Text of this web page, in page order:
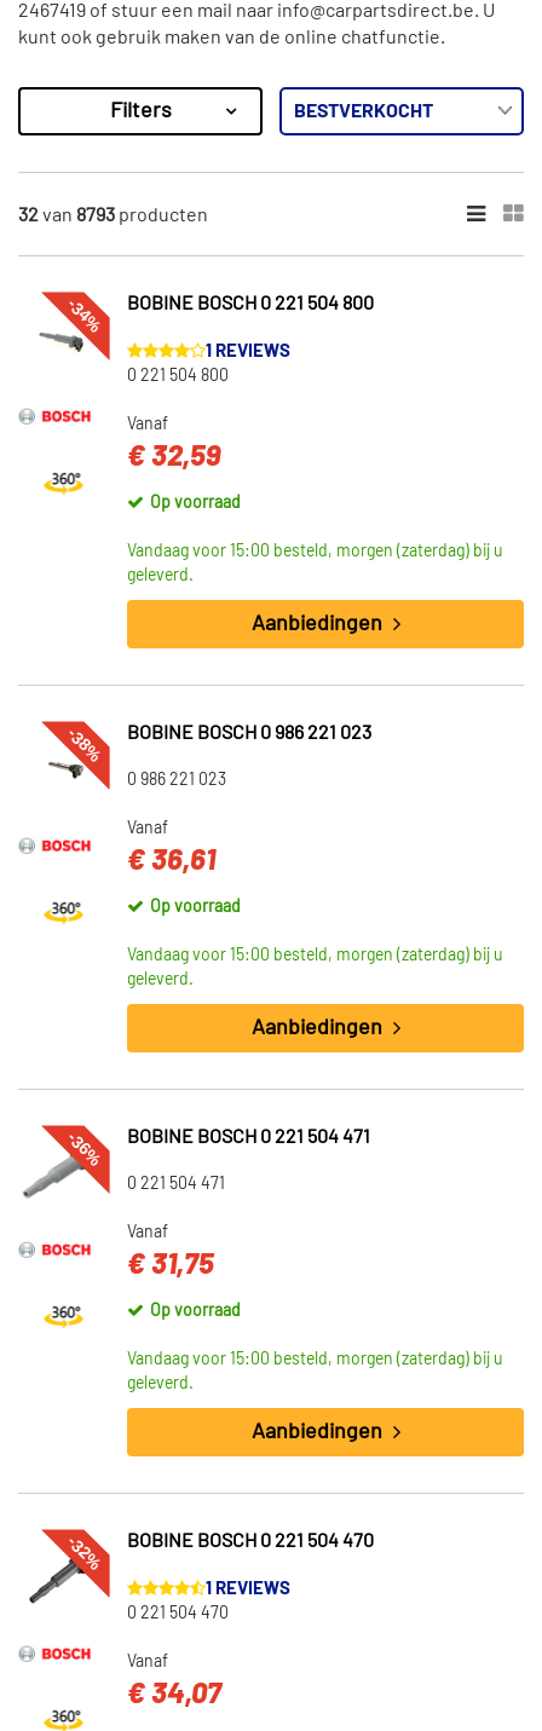
2467419 of stuur een mail naar info@carpartsdirect.be. U
kunt ook gebruik maken van de online chatfunctie.
Resultaten
×
Bosch (433)
NGK (454)
Beru (482)
Niet op voorraad (5791)
Op voorraad (3002)
Filters
32van 8793 producten
-34% BOBINE BOSCH 0 221 504 800
1 REVIEWS
0 221 504 800
Vanaf
€ 32,59
Op voorraad
Vandaag voor 15:00 besteld, morgen (zaterdag) bij u
geleverd.
Aanbiedingen
-38% BOBINE BOSCH 0 986 221 023
0 986 221 023
Vanaf
€ 36,61
Op voorraad
Vandaag voor 15:00 besteld, morgen (zaterdag) bij u
geleverd.
Aanbiedingen
-36% BOBINE BOSCH 0 221 504 471
0 221 504 471
Vanaf
€ 31,75
Op voorraad
Vandaag voor 15:00 besteld, morgen (zaterdag) bij u
geleverd.
Aanbiedingen
-32% BOBINE BOSCH 0 221 504 470
1 REVIEWS
0 221 504 470
Vanaf
€ 34,07